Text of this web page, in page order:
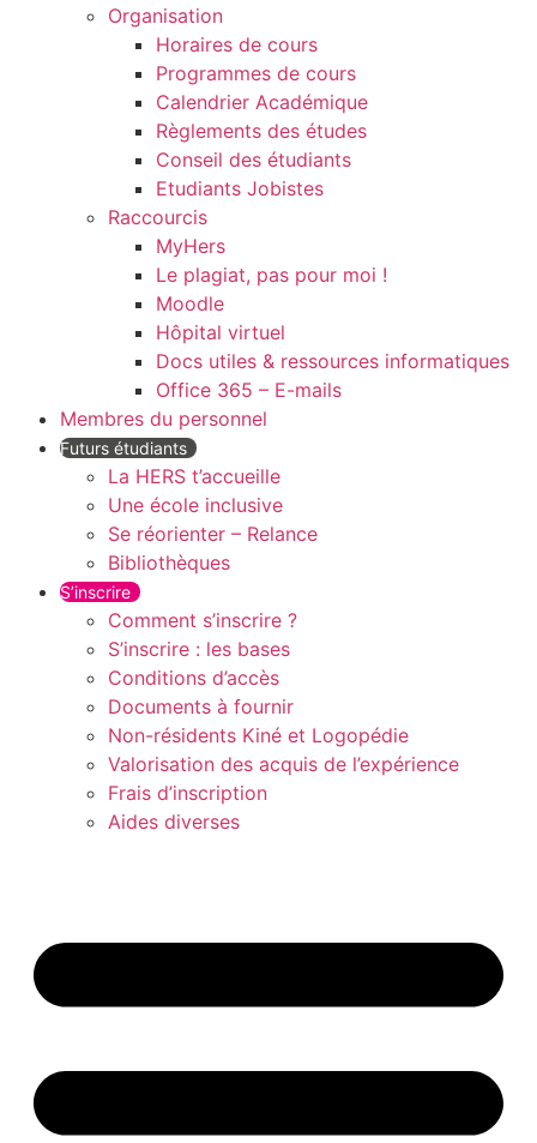
Organisation
Horaires de cours
Programmes de cours
Calendrier Académique
Règlements des études
Conseil des étudiants
Etudiants Jobistes
Raccourcis
MyHers
Le plagiat, pas pour moi !
Moodle
Hôpital virtuel
Docs utiles & ressources informatiques
Office 365 – E-mails
Membres du personnel
Futurs étudiants
La HERS t’accueille
Une école inclusive
Se réorienter – Relance
Bibliothèques
S’inscrire
Comment s’inscrire ?
S’inscrire : les bases
Conditions d’accès
Documents à fournir
Non-résidents Kiné et Logopédie
Valorisation des acquis de l’expérience
Frais d’inscription
Aides diverses